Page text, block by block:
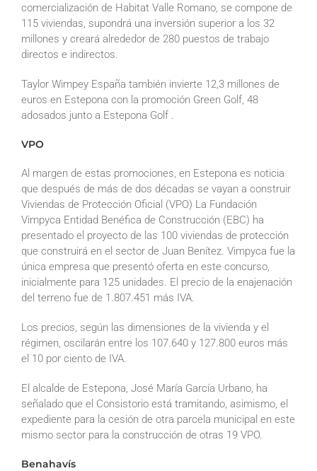
comercialización de Habitat Valle Romano, se compone de
115 viviendas, supondrá una inversión superior a los 32
millones y creará alrededor de 280 puestos de trabajo
directos e indirectos.
Taylor Wimpey España también invierte 12,3 millones de
euros en Estepona con la promoción Green Golf, 48
adosados junto a Estepona Golf .
VPO
Al margen de estas promociones, en Estepona es noticia
que después de más de dos décadas se vayan a construir
Viviendas de Protección Oficial (VPO) La Fundación
Vimpyca Entidad Benéfica de Construcción (EBC) ha
presentado el proyecto de las 100 viviendas de protección
que construirá en el sector de Juan Benítez. Vimpyca fue la
única empresa que presentó oferta en este concurso,
inicialmente para 125 unidades. El precio de la enajenación
del terreno fue de 1.807.451 más IVA.
Los precios, según las dimensiones de la vivienda y el
régimen, oscilarán entre los 107.640 y 127.800 euros más
el 10 por ciento de IVA.
El alcalde de Estepona, José María García Urbano, ha
señalado que el Consistorio está tramitando, asimismo, el
expediente para la cesión de otra parcela municipal en este
mismo sector para la construcción de otras 19 VPO.
Benahavís